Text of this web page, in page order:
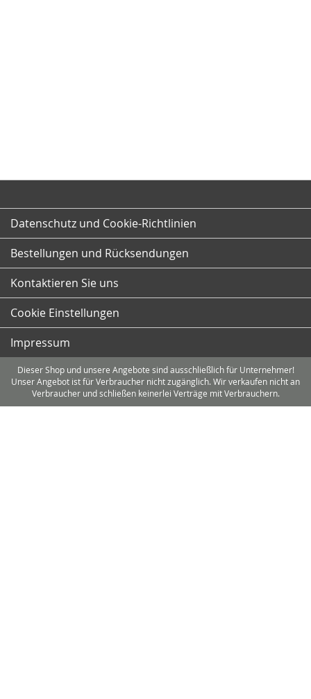
Datenschutz und Cookie-Richtlinien
Bestellungen und Rücksendungen
Kontaktieren Sie uns
Cookie Einstellungen
Impressum
Dieser Shop und unsere Angebote sind ausschließlich für Unternehmer!
Unser Angebot ist für Verbraucher nicht zugänglich. Wir verkaufen nicht an
Verbraucher und schließen keinerlei Verträge mit Verbrauchern.